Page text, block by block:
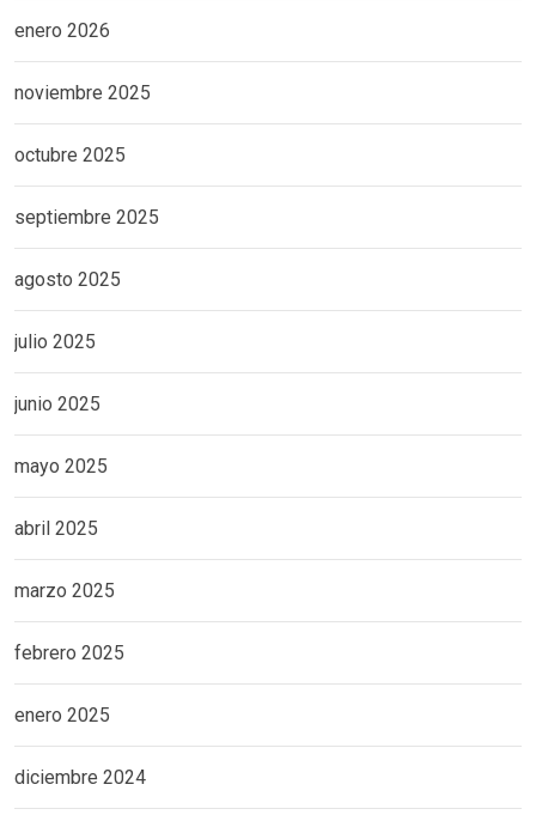
enero 2026
noviembre 2025
octubre 2025
septiembre 2025
agosto 2025
julio 2025
junio 2025
mayo 2025
abril 2025
marzo 2025
febrero 2025
enero 2025
diciembre 2024